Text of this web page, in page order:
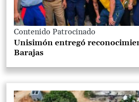
Contenido Patrocinado
Unisimón entregó
Barajas